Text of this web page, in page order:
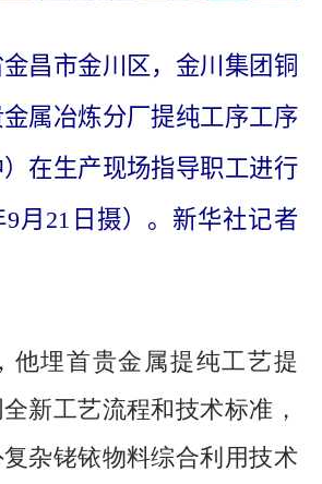
昌市金川区，金川集团铜
属冶炼分厂提纯工序工序
在生产现场指导职工进行
9月21日摄）。新华社记者
埋首贵金属提纯工艺提
新工艺流程和技术标准，
杂铑铱物料综合利用技术